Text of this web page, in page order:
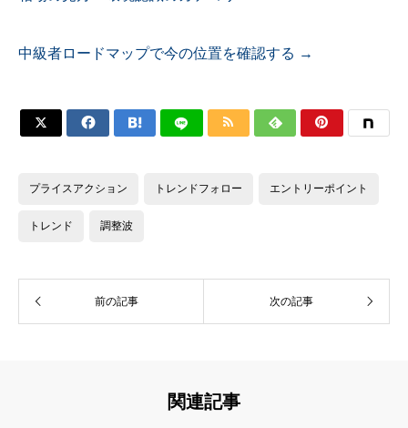
中級者ロードマップで今の位置を確認する →
     
プライスアクション トレンドフォロー エントリーポイント
トレンド 調整波
前の記事 次の記事
関連記事